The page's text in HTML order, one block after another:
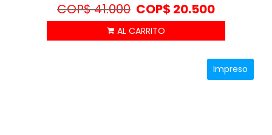
COP$41.000 COP$ 20.500
Impreso